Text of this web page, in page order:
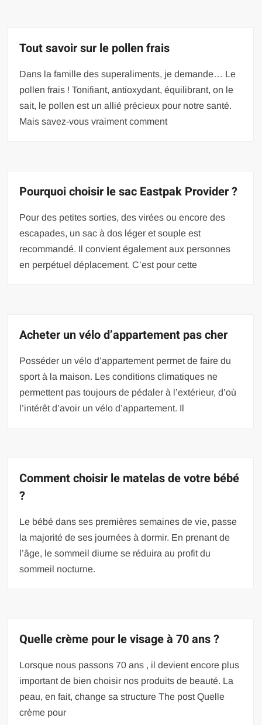
Tout savoir sur le pollen frais
Dans la famille des superaliments, je demande… Le
pollen frais ! Tonifiant, antioxydant, équilibrant, on le
sait, le pollen est un allié précieux pour notre santé.
Mais savez-vous vraiment comment
Pourquoi choisir le sac Eastpak Provider ?
Pour des petites sorties, des virées ou encore des
escapades, un sac à dos léger et souple est
recommandé. Il convient également aux personnes
en perpétuel déplacement. C’est pour cette
Acheter un vélo d’appartement pas cher
Posséder un vélo d’appartement permet de faire du
sport à la maison. Les conditions climatiques ne
permettent pas toujours de pédaler à l’extérieur, d’où
l’intérêt d’avoir un vélo d’appartement. Il
Comment choisir le matelas de votre bébé
?
Le bébé dans ses premières semaines de vie, passe
la majorité de ses journées à dormir. En prenant de
l’âge, le sommeil diurne se réduira au profit du
sommeil nocturne.
Quelle crème pour le visage à 70 ans ?
Lorsque nous passons 70 ans , il devient encore plus
important de bien choisir nos produits de beauté. La
peau, en fait, change sa structure The post Quelle
crème pour